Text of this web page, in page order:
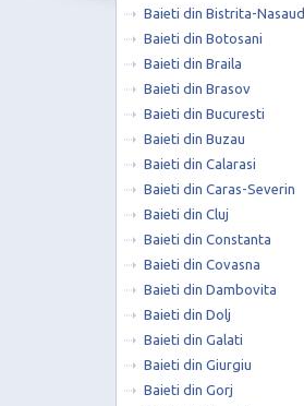
Baieti din Bistrita-Nasaud
Baieti din Botosani
Baieti din Braila
Baieti din Brasov
Baieti din Bucuresti
Baieti din Buzau
Baieti din Calarasi
Baieti din Caras-Severin
Baieti din Cluj
Baieti din Constanta
Baieti din Covasna
Baieti din Dambovita
Baieti din Dolj
Baieti din Galati
Baieti din Giurgiu
Baieti din Gorj